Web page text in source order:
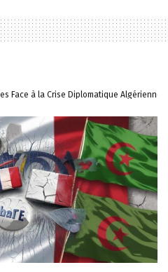
Face à la Crise Diplomatique Algérienne